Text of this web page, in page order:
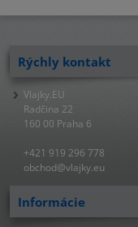
Rýchly kontakt
Vlajky.EU
Radčina 22
160 00 Praha 6
+421 919 296 778
obchod@vlajky.eu
Informácie